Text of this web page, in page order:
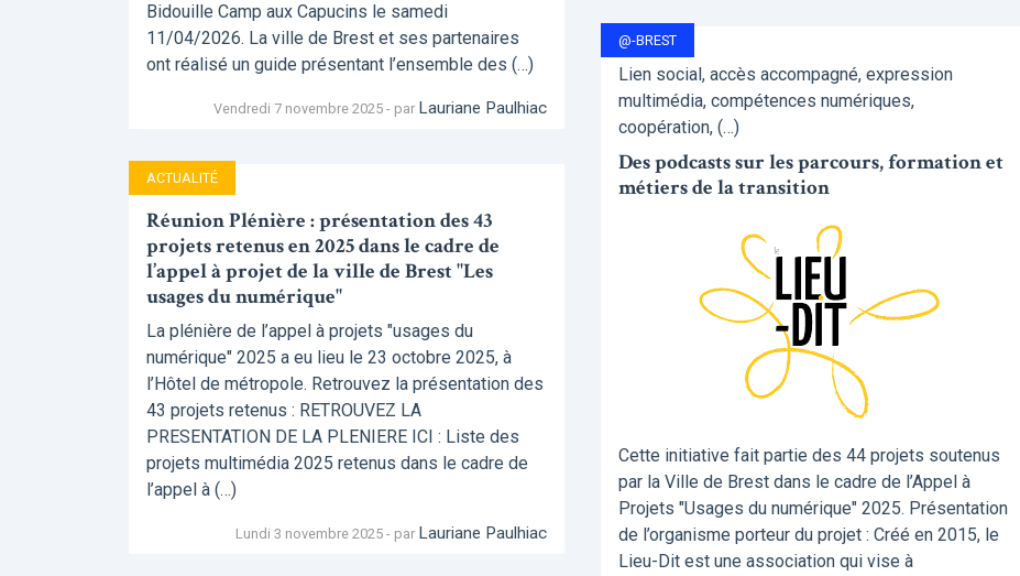
Bidouille Camp aux Capucins le samedi
11/04/2026. La ville de Brest et ses partenaires
ont réalisé un guide présentant l’ensemble des (…)
Vendredi 7 novembre 2025 - par Lauriane Paulhiac
ACTUALITÉ
Réunion Plénière : présentation des 43
projets retenus en 2025 dans le cadre de
l’appel à projet de la ville de Brest "Les
usages du numérique"
La plénière de l’appel à projets "usages du
numérique" 2025 a eu lieu le 23 octobre 2025, à
l’Hôtel de métropole. Retrouvez la présentation des
43 projets retenus : RETROUVEZ LA
PRESENTATION DE LA PLENIERE ICI : Liste des
projets multimédia 2025 retenus dans le cadre de
l’appel à (…)
Lundi 3 novembre 2025 - par Lauriane Paulhiac
@-BREST
Lien social, accès accompagné, expression
multimédia, compétences numériques,
coopération, (…)
Des podcasts sur les parcours, formation et
métiers de la transition
Cette initiative fait partie des 44 projets soutenus
par la Ville de Brest dans le cadre de l’Appel à
Projets "Usages du numérique" 2025. Présentation
de l’organisme porteur du projet : Créé en 2015, le
Lieu-Dit est une association qui vise à